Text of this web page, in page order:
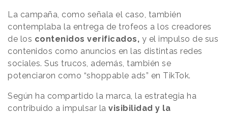
La campaña, como señala el caso, también
contemplaba la entrega de trofeos a los creadores
de los contenidos verificados, y el impulso de sus
contenidos como anuncios en las distintas redes
sociales. Sus trucos, además, también se
potenciaron como “shoppable ads” en TikTok.
Según ha compartido la marca, la estrategia ha
contribuido a impulsar la visibilidad y la